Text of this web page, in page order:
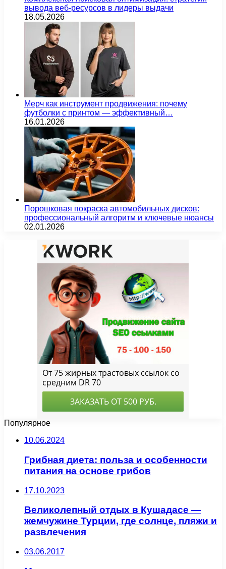
вывода веб-ресурсов в лидеры выдачи
18.05.2026
Мерч как инструмент продвижения: почему
футболки с принтом — эффективный…
16.01.2026
Порошковая покраска автомобильных дисков:
профессиональный алгоритм и ключевые нюансы
02.01.2026
Популярное
10.06.2024
Грибная диета: польза и особенности
питания на основе грибов
17.10.2023
Великолепный отдых в Кушадасе —
жемчужине Турции, где солнце, пляжи и
развлечения
03.06.2017